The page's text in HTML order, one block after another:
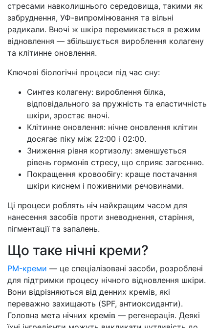
стресами навколишнього середовища, такими як
забруднення, УФ-випромінювання та вільні
радикали. Вночі ж шкіра перемикається в режим
відновлення — збільшується вироблення колагену
та клітинне оновлення.
Ключові біологічні процеси під час сну:
Синтез колагену: вироблення білка,
відповідального за пружність та еластичність
шкіри, зростає вночі.
Клітинне оновлення: нічне оновлення клітин
досягає піку між 22:00 і 02:00.
Зниження рівня кортизолу: зменшується
рівень гормонів стресу, що сприяє загоєнню.
Покращення кровообігу: краще постачання
шкіри киснем і поживними речовинами.
Ці процеси роблять ніч найкращим часом для
нанесення засобів проти зневоднення, старіння,
пігментації та запалень.
Що таке нічні креми?
PM-креми — це спеціалізовані засоби, розроблені
для підтримки процесу нічного відновлення шкіри.
Вони відрізняються від денних кремів, які
переважно захищають (SPF, антиоксиданти).
Головна мета нічних кремів — регенерація. Деякі